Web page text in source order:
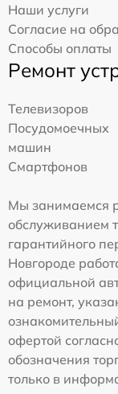
Наши услуги
Согласие на
Способы оплаты
Ремонт
Телевизоров
Посудомоечных
машин
Смартфонов
Мы занимаемся
обслуживанием
гарантийного
Новгороде
официальной
на ремонт,
офертой
обозначения
только в